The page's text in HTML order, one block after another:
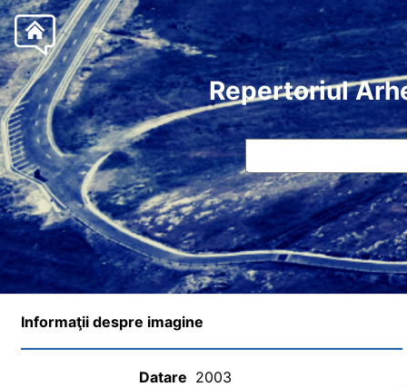
Repertoriul
Informaţii despre imagine
Datare 2003